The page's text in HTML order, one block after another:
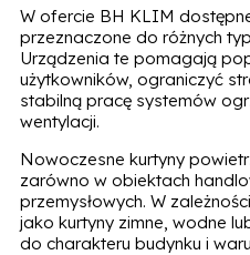
W ofercie BH KLIM
przeznaczone do różnych
Urządzenia te pomagają
użytkowników, ograniczyć
stabilną pracę systemów
wentylacji.
Nowoczesne kurtyny
zarówno w obiektach
przemysłowych. W
jako kurtyny zimne, wodne
do charakteru budynku i